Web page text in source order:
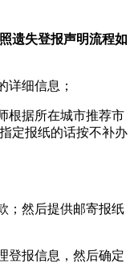
遗失登报声明流程如
详细信息；
根据所在城市推荐市
定报纸的话按不补办
；然后提供邮寄报纸
登报信息，然后确定